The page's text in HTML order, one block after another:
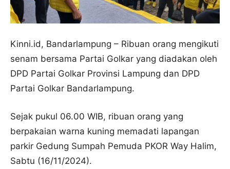
Kinni.id, Bandarlampung – Ribuan orang mengikuti
senam bersama Partai Golkar yang diadakan oleh
DPD Partai Golkar Provinsi Lampung dan DPD
Partai Golkar Bandarlampung.
Sejak pukul 06.00 WIB, ribuan orang yang
berpakaian warna kuning memadati lapangan
parkir Gedung Sumpah Pemuda PKOR Way Halim,
Sabtu (16/11/2024).